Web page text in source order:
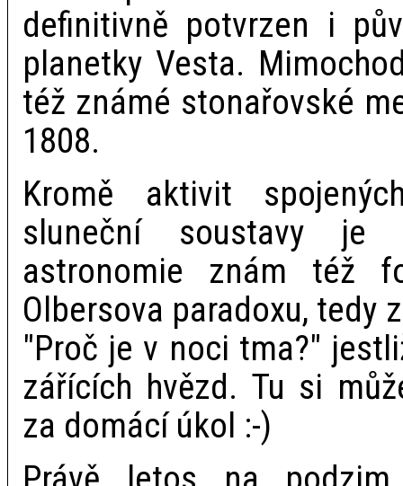
definitivně potvrzen i
planetky Vesta.
též známé stonařovské
1808.
Kromě aktivit
sluneční soustavy je
astronomie znám též
Olbersova paradoxu, tedy
"Proč je v noci tma?"
zářících hvězd. Tu si
za domácí úkol :-)